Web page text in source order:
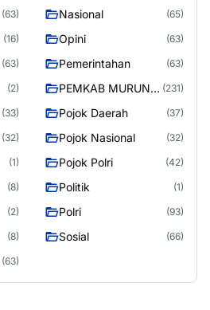
(63) Nasional (65)
(16) Opini (63)
(63) Pemerintahan (63)
(2)
PEMKAB MURUNG (231)
(33) Pojok Daerah (37)
(32) Pojok Nasional (32)
(1) Pojok Polri (42)
(8) Politik (1)
(2) Polri (93)
(8) Sosial (66)
(63)